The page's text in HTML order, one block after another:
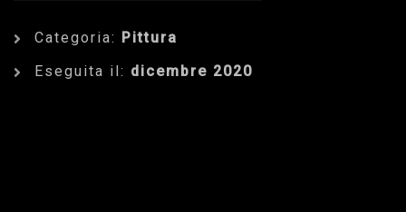
Categoria: Pittura
Eseguita il: dicembre 2020